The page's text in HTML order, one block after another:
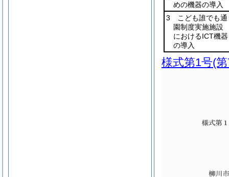
めの機器の導入
3 こども誰でも通
園制度実施施設
におけるICT機器
の導入
様式第1号(